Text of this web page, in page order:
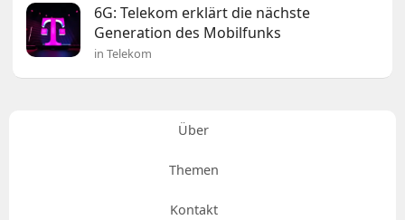
6G: Telekom erklärt die nächste
Generation des Mobilfunks
in Telekom
Über
Themen
Kontakt